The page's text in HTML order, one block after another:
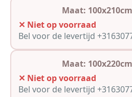
Maat: 100x210cm
✕ Niet op voorraad
Bel voor de levertijd
Maat: 100x220cm
✕ Niet op voorraad
Bel voor de levertijd